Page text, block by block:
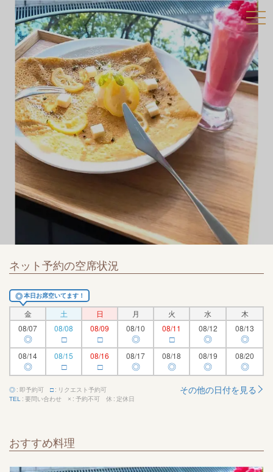
ネット予約の空席状況
◎本日お席空いてます！
金 土 日 月 火 水
木
08/07
◎
08/08
□
08/09
□
08/10
◎
08/11
□
08/12
◎
08/13
◎
08/14
◎
08/15
□
08/16
□
08/17
◎
08/18
◎
08/19
◎
08/20
◎
◎ 即予約可 □ リクエスト予約可
TEL 要問い合わせ × 予約不可 休 定休日
その他の日付を見る
おすすめ料理